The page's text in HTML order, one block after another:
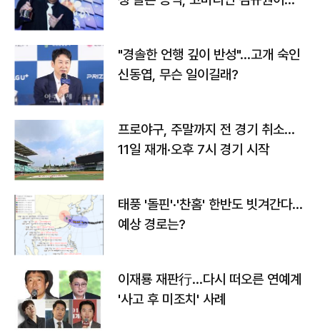
"경솔한 언행 깊이 반성"…고개 숙인
신동엽, 무슨 일이길래?
프로야구, 주말까지 전 경기 취소…
11일 재개·오후 7시 경기 시작
태풍 '돌핀'·'찬홈' 한반도 빗겨간다…
예상 경로는?
이재룡 재판行…다시 떠오른 연예계
'사고 후 미조치' 사례